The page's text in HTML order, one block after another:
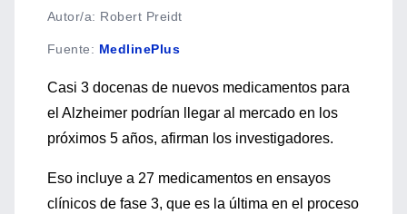
Autor/a: Robert Preidt
Fuente: MedlinePlus
Casi 3 docenas de nuevos medicamentos para
el Alzheimer podrían llegar al mercado en los
próximos 5 años, afirman los investigadores.
Eso incluye a 27 medicamentos en ensayos
clínicos de fase 3, que es la última en el proceso